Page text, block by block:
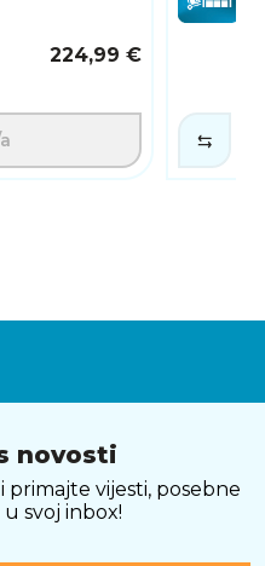
224,99 €
novosti
primajte vijesti, posebne
svoj inbox!